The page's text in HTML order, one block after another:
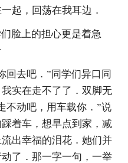
起，回荡在我耳边．
脸上的担心更是着急
回去吧．”同学们异口同
实在走不了了．双脚无
不动吧，用车载你．”说
着车，想早点到家，减
出幸福的泪花．她们并
了．那一字一句，一举